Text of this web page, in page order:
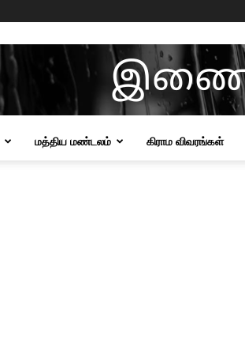
மத்திய மண்டலம் கிராம விவரங்கள்